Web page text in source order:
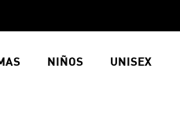
NIÑOS UNISEX